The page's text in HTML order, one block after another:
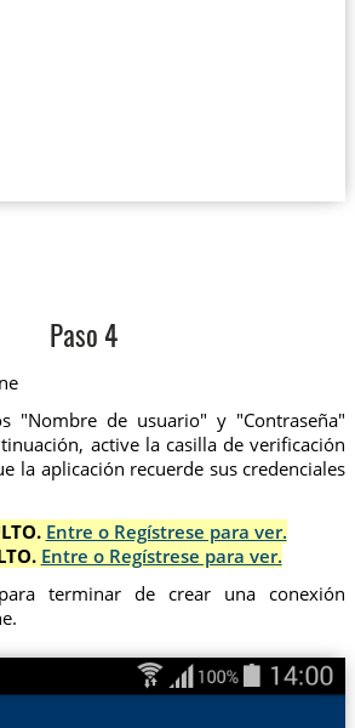
Paso 4
"Nombre de usuario" y "Contraseña"
active la casilla de verificación
la aplicación recuerde sus credenciales
Entre o Regístrese para ver.
Entre o Regístrese para ver.
para terminar de crear una conexión